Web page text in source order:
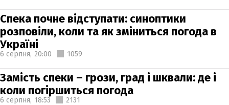
Спека почне відступати: синоптики
розповіли, коли та як зміниться погода в
Україні
6 серпня, 20:00 1059
Замість спеки – грози, град і шквали: де і
коли погіршиться погода
6 серпня, 18:53 2131